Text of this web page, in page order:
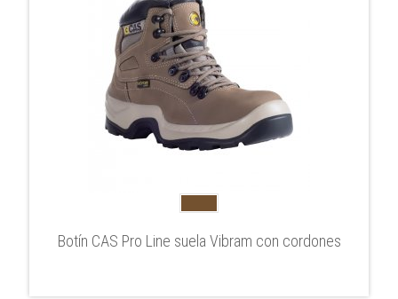
Botín CAS Pro Line suela Vibram con cordones